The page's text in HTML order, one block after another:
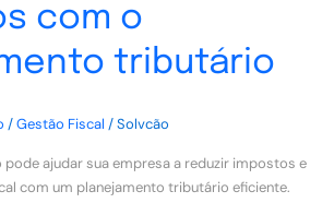
com o
tributário
/Gestão Fiscal /Solvcão
pode ajudar sua empresa a reduzir impostos e
com um planejamento tributário eficiente.